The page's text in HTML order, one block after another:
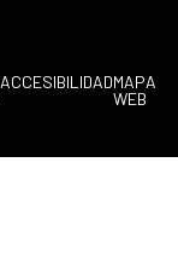
ACCESIBILIDADMAPA
WEB